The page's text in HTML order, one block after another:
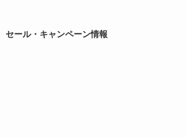
セール・キャンペーン情報